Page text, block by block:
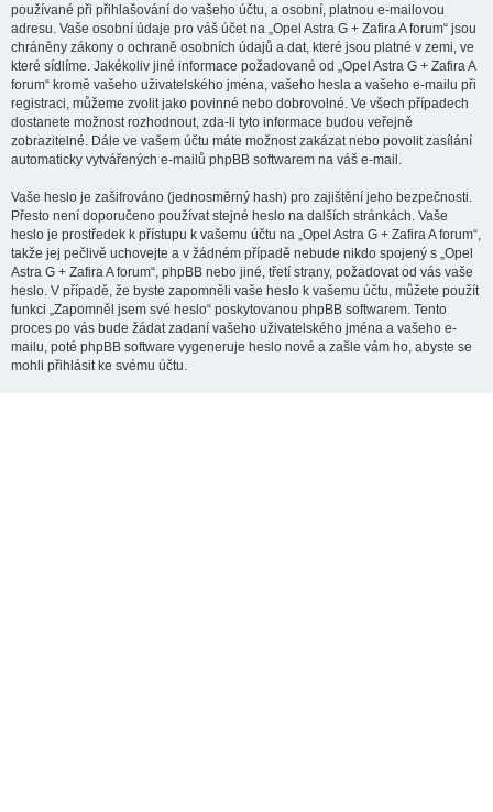
používané při přihlašování do vašeho účtu, a osobní, platnou e-mailovou
adresu. Vaše osobní údaje pro váš účet na „Opel Astra G + Zafira A forum“ jsou
chráněny zákony o ochraně osobních údajů a dat, které jsou platné v zemi, ve
které sídlíme. Jakékoliv jiné informace požadované od „Opel Astra G + Zafira A
forum“ kromě vašeho uživatelského jména, vašeho hesla a vašeho e-mailu při
registraci, můžeme zvolit jako povinné nebo dobrovolné. Ve všech případech
dostanete možnost rozhodnout, zda-li tyto informace budou veřejně
zobrazitelné. Dále ve vašem účtu máte možnost zakázat nebo povolit zasílání
automaticky vytvářených e-mailů phpBB softwarem na váš e-mail.
Vaše heslo je zašifrováno (jednosměrný hash) pro zajištění jeho bezpečnosti.
Přesto není doporučeno používat stejné heslo na dalších stránkách. Vaše
heslo je prostředek k přístupu k vašemu účtu na „Opel Astra G + Zafira A forum“,
takže jej pečlivě uchovejte a v žádném případě nebude nikdo spojený s „Opel
Astra G + Zafira A forum“, phpBB nebo jiné, třetí strany, požadovat od vás vaše
heslo. V případě, že byste zapomněli vaše heslo k vašemu účtu, můžete použít
funkci „Zapomněl jsem své heslo“ poskytovanou phpBB softwarem. Tento
proces po vás bude žádat zadaní vašeho uživatelského jména a vašeho e-
mailu, poté phpBB software vygeneruje heslo nové a zašle vám ho, abyste se
mohli přihlásit ke svému účtu.